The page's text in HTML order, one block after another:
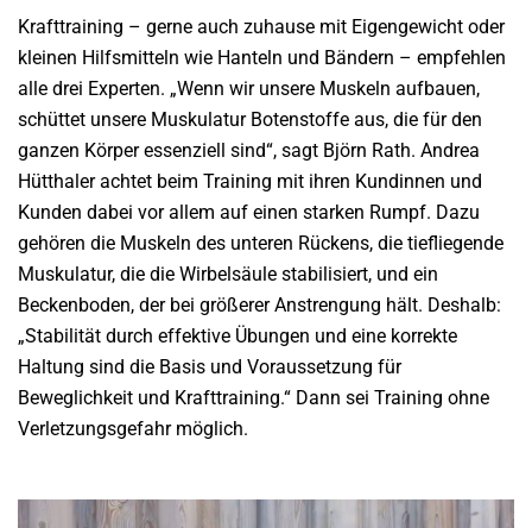
Krafttraining – gerne auch zuhause mit Eigengewicht oder
kleinen Hilfsmitteln wie Hanteln und Bändern – empfehlen
alle drei Experten. „Wenn wir unsere Muskeln aufbauen,
schüttet unsere Muskulatur Botenstoffe aus, die für den
ganzen Körper essenziell sind“, sagt Björn Rath. Andrea
Hütthaler achtet beim Training mit ihren Kundinnen und
Kunden dabei vor allem auf einen starken Rumpf. Dazu
gehören die Muskeln des unteren Rückens, die tiefliegende
Muskulatur, die die Wirbelsäule stabilisiert, und ein
Beckenboden, der bei größerer Anstrengung hält. Deshalb:
„Stabilität durch effektive Übungen und eine korrekte
Haltung sind die Basis und Voraussetzung für
Beweglichkeit und Krafttraining.“ Dann sei Training ohne
Verletzungsgefahr möglich.